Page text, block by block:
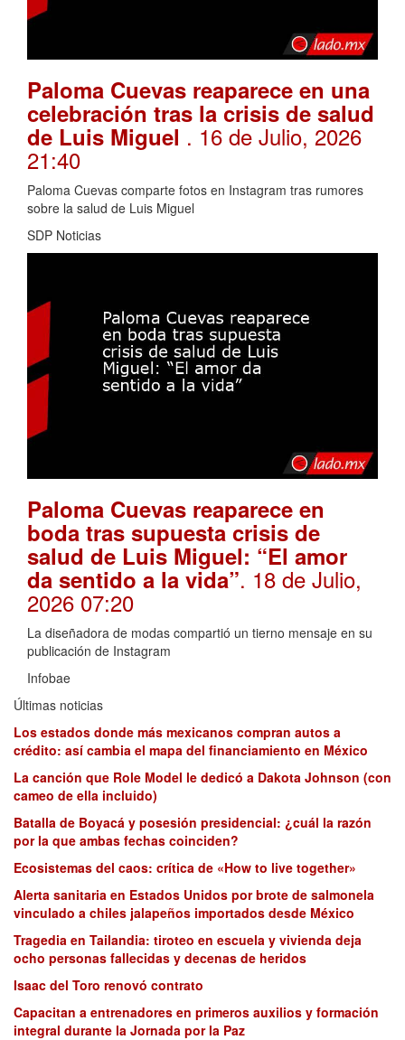
Paloma Cuevas reaparece en una
celebración tras la crisis de salud
de Luis Miguel . 16 de Julio, 2026
21:40
Paloma Cuevas comparte fotos en Instagram tras rumores
sobre la salud de Luis Miguel
SDP Noticias
Paloma Cuevas reaparece en
boda tras supuesta crisis de
salud de Luis Miguel: “El amor
da sentido a la vida”. 18 de Julio,
2026 07:20
La diseñadora de modas compartió un tierno mensaje en su
publicación de Instagram
Infobae
Últimas noticias
Los estados donde más mexicanos compran autos a
crédito: así cambia el mapa del financiamiento en México
La canción que Role Model le dedicó a Dakota Johnson (con
cameo de ella incluido)
Batalla de Boyacá y posesión presidencial: ¿cuál la razón
por la que ambas fechas coinciden?
Ecosistemas del caos: crítica de «How to live together»
Alerta sanitaria en Estados Unidos por brote de salmonela
vinculado a chiles jalapeños importados desde México
Tragedia en Tailandia: tiroteo en escuela y vivienda deja
ocho personas fallecidas y decenas de heridos
Isaac del Toro renovó contrato
Capacitan a entrenadores en primeros auxilios y formación
integral durante la Jornada por la Paz